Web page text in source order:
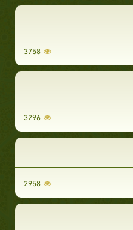
3758
3296
2958